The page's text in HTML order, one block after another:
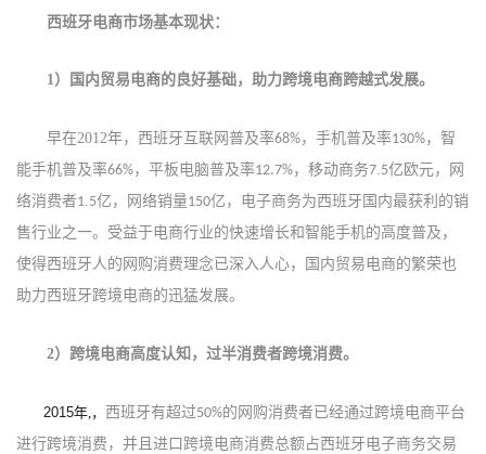
西班牙电商市场基本现状：
1 ）国内贸易电商的良好基础， 助力跨境电商跨越式发展。
早在2012年，西班牙 互联网普及率68%， 手机普及率130%， 智
能手机普及率66%， 平板电脑普及率12.7%， 移动商务7.5亿 欧元，
网
络消费者1.5亿， 网络销量150亿， 电子商务为西班牙国内最获利的销
售行业之一。受益于电商行业的快速增长和智能手机的高度普及，
使得西班牙人的网购消费理念已深入人心，国内贸易电商的繁荣也
助力西班牙跨境电商的迅猛发展。
2） 跨境电商高度认知，过半消费者跨境消费。
2015年,， 西班牙有超过50%的网购消费者已经通过跨境电商平台
进行跨境消费，并且进口跨境电商消费总额占西班牙电子商务交易